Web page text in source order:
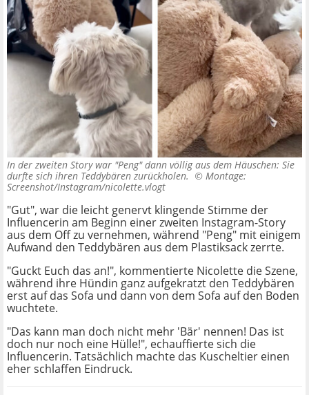
In der zweiten Story war "Peng" dann völlig aus dem Häuschen: Sie
durfte sich ihren Teddybären zurückholen. © Montage:
Screenshot/Instagram/nicolette.vlogt
"Gut", war die leicht genervt klingende Stimme der
Influencerin am Beginn einer zweiten Instagram-Story
aus dem Off zu vernehmen, während "Peng" mit einigem
Aufwand den Teddybären aus dem Plastiksack zerrte.
"Guckt Euch das an!", kommentierte Nicolette die Szene,
während ihre Hündin ganz aufgekratzt den Teddybären
erst auf das Sofa und dann von dem Sofa auf den Boden
wuchtete.
"Das kann man doch nicht mehr 'Bär' nennen! Das ist
doch nur noch eine Hülle!", echauffierte sich die
Influencerin. Tatsächlich machte das Kuscheltier einen
eher schlaffen Eindruck.